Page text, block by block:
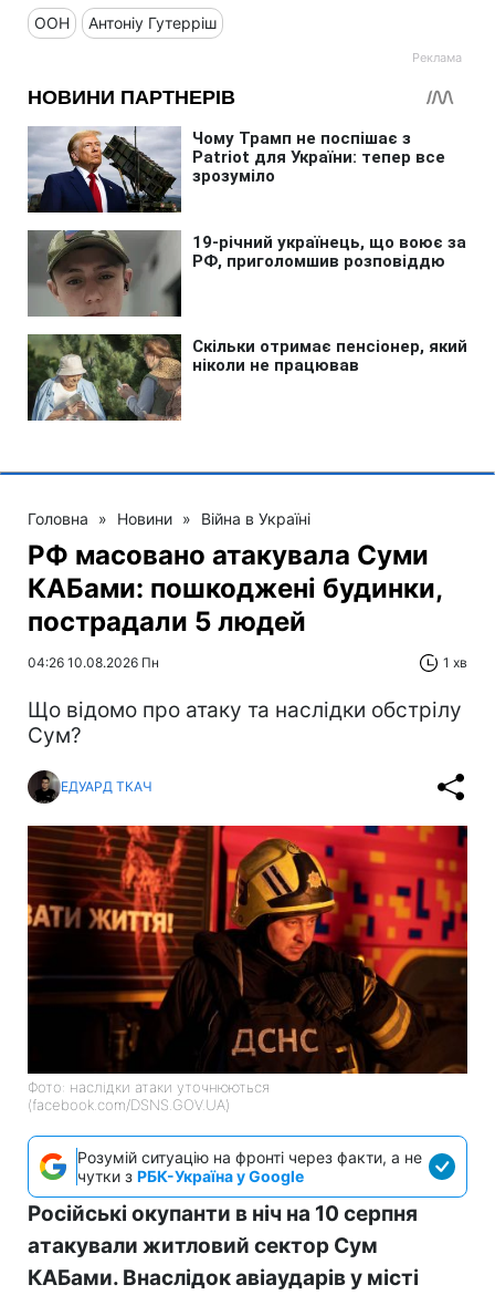
ООН Антоніу Гутерріш
Головна » Новини » Війна в Україні
РФ масовано атакувала Суми
КАБами: пошкоджені будинки,
пострадали 5 людей
04:26 10.08.2026 Пн 1 хв
Що відомо про атаку та наслідки обстрілу
Сум?
ЕДУАРД ТКАЧ
Фото: наслідки атаки уточнюються
(facebook.com/DSNS.GOV.UA)
Розумій ситуацію на фронті через факти, а не
чутки з РБК-Україна у Google
Російські окупанти в ніч на 10 серпня
атакували житловий сектор Сум
КАБами. Внаслідок авіаударів у місті